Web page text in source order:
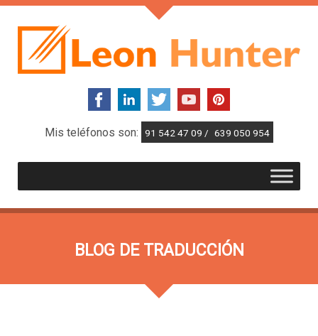
Mis teléfonos son: 91 542 47 09 / 639 050 954
BLOG DE TRADUCCIÓN